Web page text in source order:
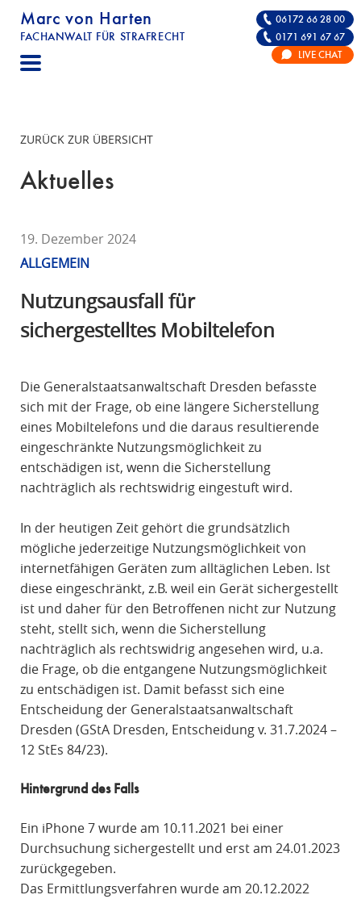
Marc von Harten
FACHANWALT FÜR STRAFRECHT
STRAFRECHT | RECHTSANWALT FÜR DIE
06172 66 28 00
0171 691 67 67
LIVE CHAT
ZURÜCK ZUR ÜBERSICHT
Aktuelles
19. Dezember 2024
ALLGEMEIN
Nutzungsausfall für
sichergestelltes Mobiltelefon
Die Generalstaatsanwaltschaft Dresden befasste
sich mit der Frage, ob eine längere Sicherstellung
eines Mobiltelefons und die daraus resultierende
eingeschränkte Nutzungsmöglichkeit zu
entschädigen ist, wenn die Sicherstellung
nachträglich als rechtswidrig eingestuft wird.
In der heutigen Zeit gehört die grundsätzlich
mögliche jederzeitige Nutzungsmöglichkeit von
internetfähigen Geräten zum alltäglichen Leben. Ist
diese eingeschränkt, z.B. weil ein Gerät sichergestellt
ist und daher für den Betroffenen nicht zur Nutzung
steht, stellt sich, wenn die Sicherstellung
nachträglich als rechtswidrig angesehen wird, u.a.
die Frage, ob die entgangene Nutzungsmöglichkeit
zu entschädigen ist. Damit befasst sich eine
Entscheidung der Generalstaatsanwaltschaft
Dresden (GStA Dresden, Entscheidung v. 31.7.2024 –
12 StEs 84/23).
Hintergrund des Falls
Ein iPhone 7 wurde am 10.11.2021 bei einer
Durchsuchung sichergestellt und erst am 24.01.2023
zurückgegeben.
Das Ermittlungsverfahren wurde am 20.12.2022